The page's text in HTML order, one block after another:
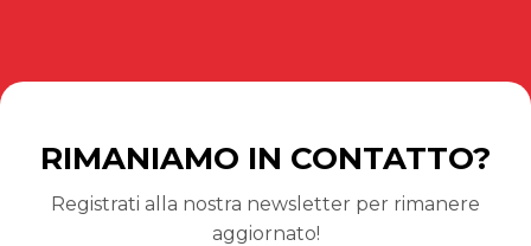
RIMANIAMO IN CONTATTO?
Registrati alla nostra newsletter per rimanere
aggiornato!